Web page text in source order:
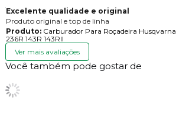
Excelente qualidade e original
Produto original e top de linha
Produto:Carburador Para Roçadeira Husqvarna
236R 143R 143RII
Ver mais avaliações
Você também pode gostar de